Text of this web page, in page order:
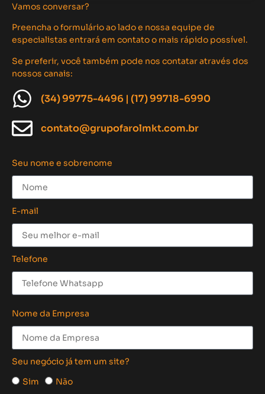
Vamos conversar?
Preencha o formulário ao lado e nossa equipe de
especialistas entrará em contato o mais rápido possível.
Se preferir, você também pode nos contatar através dos
nossos canais:
(34) 99775-4496 | (17) 99718-6990
contato@grupofarolmkt.com.br
Seu nome e sobrenome
E-mail
Telefone
Nome da Empresa
Seu negócio já tem um site?
Sim
Não